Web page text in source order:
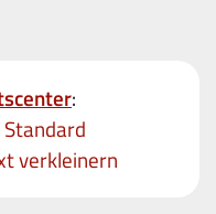
:
Standard
verkleinern